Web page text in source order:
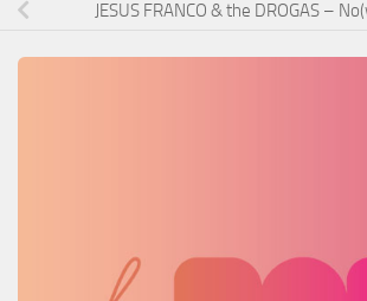
JESUS FRANCO & the DROGAS –